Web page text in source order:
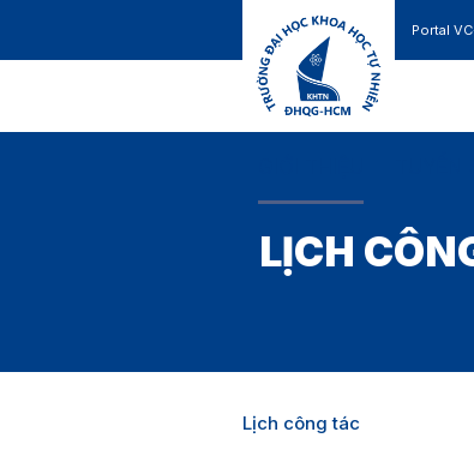
Portal
LỊCH
Lịch công tác